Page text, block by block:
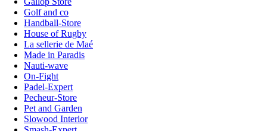
Golf and co
Handball-Store
House of Rugby
La sellerie de Maé
Made in Paradis
Nauti-wave
On-Fight
Padel-Expert
Pecheur-Store
Pet and Garden
Slowood Interior